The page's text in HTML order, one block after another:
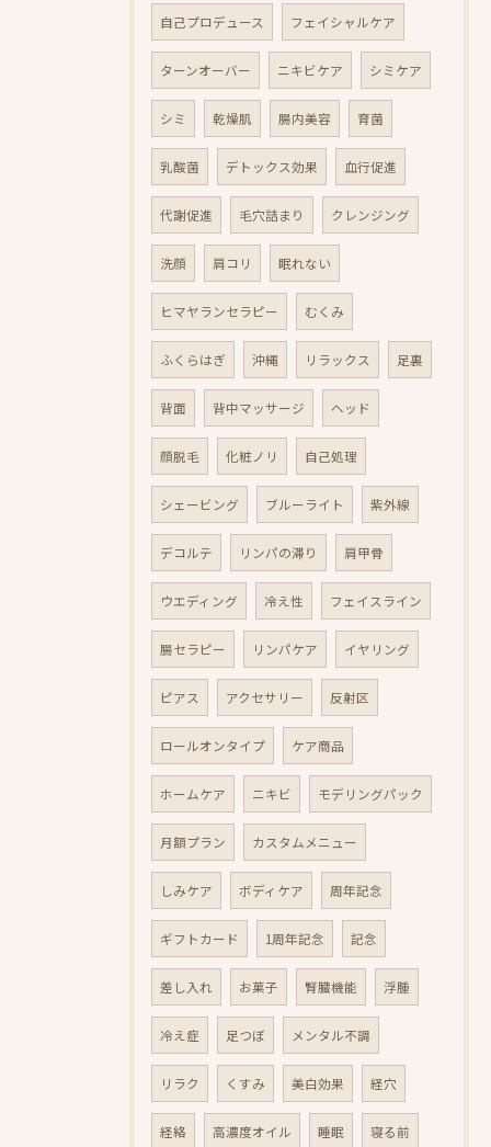
自己プロデュース フェイシャルケア
ターンオーバー ニキビケア シミケア
シミ 乾燥肌 腸内美容 育菌
乳酸菌 デトックス効果 血行促進
代謝促進 毛穴詰まり クレンジング
洗顔 肩コリ 眠れない
ヒマヤランセラピー むくみ
ふくらはぎ 沖縄 リラックス 足裏
背面 背中マッサージ ヘッド
顔脱毛 化粧ノリ 自己処理
シェービング ブルーライト 紫外線
デコルテ リンパの滞り 肩甲骨
ウエディング 冷え性 フェイスライン
腸セラピー リンパケア イヤリング
ピアス アクセサリー 反射区
ロールオンタイプ ケア商品
ホームケア ニキビ モデリングパック
月額プラン カスタムメニュー
しみケア ボディケア 周年記念
ギフトカード 1周年記念 記念
差し入れ お菓子 腎臓機能 浮腫
冷え症 足つぼ メンタル不調
リラク くすみ 美白効果 経穴
経絡 高濃度オイル 睡眠 寝る前